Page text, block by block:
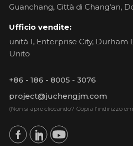
Guanchang, Città di Chang'an,
Ufficio vendite:
unità 1, Enterprise City, Durham
Unito
+86 - 186 - 8005 - 3076
project@juchengjm.com
(Non si apre cliccando? Copia l'indirizzo